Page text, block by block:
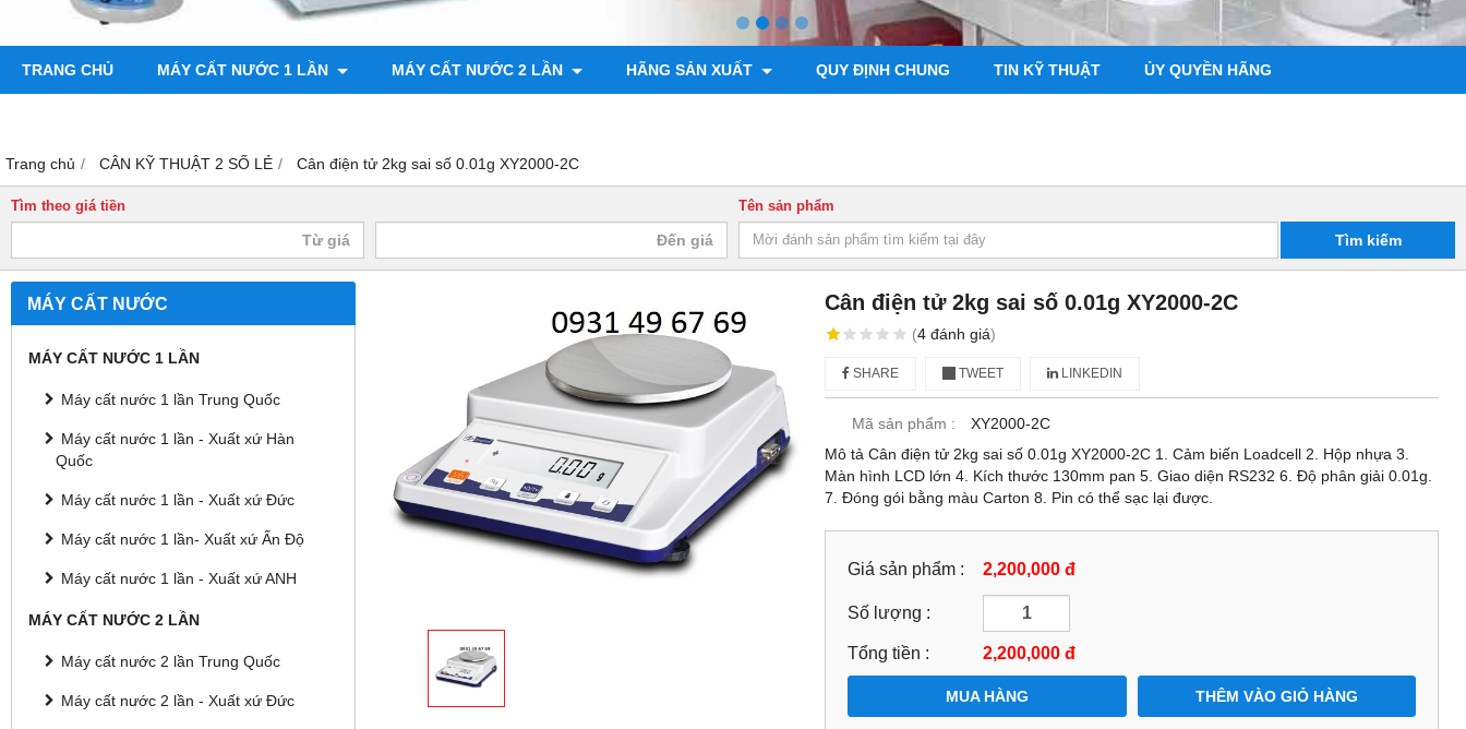
TRANG CHỦ MÁY CẤT NƯỚC 1 LẦN MÁY CẤT NƯỚC 2 LẦN HÃNG SẢN XUẤT QUY ĐỊNH CHUNG TIN KỸ THUẬT ỦY QUYỀN HÃNG
Trang chủ CÂN KỸ THUẬT 2 SỐ LẺ Cân điện tử 2kg sai số 0.01g XY2000-2C
Tìm theo giá tiền Tên sản phẩm
Tìm kiếm
MÁY CẤT NƯỚC
MÁY CẤT NƯỚC 1 LẦN
Máy cất nước 1 lần Trung Quốc
Máy cất nước 1 lần - Xuất xứ Hàn
Quốc
Máy cất nước 1 lần - Xuất xứ Đức
Máy cất nước 1 lần- Xuất xứ Ấn Độ
Máy cất nước 1 lần - Xuất xứ ANH
MÁY CẤT NƯỚC 2 LẦN
Máy cất nước 2 lần Trung Quốc
Máy cất nước 2 lần - Xuất xứ Đức
Cân điện tử 2kg sai số 0.01g XY2000-2C
(4đánh giá)
SHARE TWEET LINKEDIN
Mã sản phẩm :
XY2000-2C
Mô tả Cân điện tử 2kg sai số 0.01g XY2000-2C 1. Cảm biến Loadcell 2. Hộp nhựa 3.
Màn hình LCD lớn 4. Kích thước 130mm pan 5. Giao diện RS232 6. Độ phân giải 0.01g.
7. Đóng gói bằng màu Carton 8. Pin có thể sạc lại được.
Giá sản phẩm : 2,200,000 đ
Số lượng :
Tổng tiền : 2,200,000 đ
MUA HÀNG THÊM VÀO GIỎ HÀNG